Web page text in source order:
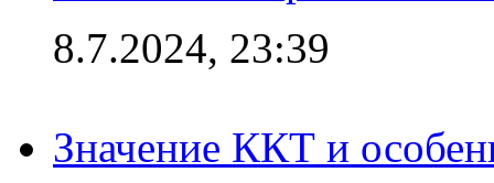
8.7.2024, 23:39
Значение ККТ и